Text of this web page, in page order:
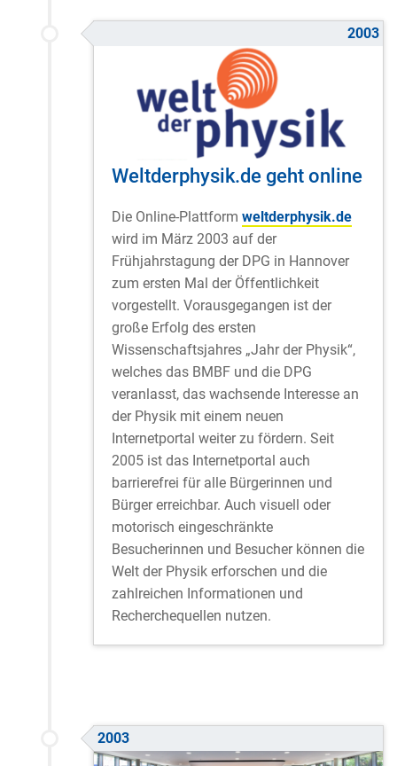
2003
Weltderphysik.de geht online
Die Online-Plattform weltderphysik.de
wird im März 2003 auf der
Frühjahrstagung der DPG in Hannover
zum ersten Mal der Öffentlichkeit
vorgestellt. Vorausgegangen ist der
große Erfolg des ersten
Wissenschaftsjahres „Jahr der Physik“,
welches das BMBF und die DPG
veranlasst, das wachsende Interesse an
der Physik mit einem neuen
Internetportal weiter zu fördern. Seit
2005 ist das Internetportal auch
barrierefrei für alle Bürgerinnen und
Bürger erreichbar. Auch visuell oder
motorisch eingeschränkte
Besucherinnen und Besucher können die
Welt der Physik erforschen und die
zahlreichen Informationen und
Recherchequellen nutzen.
2003